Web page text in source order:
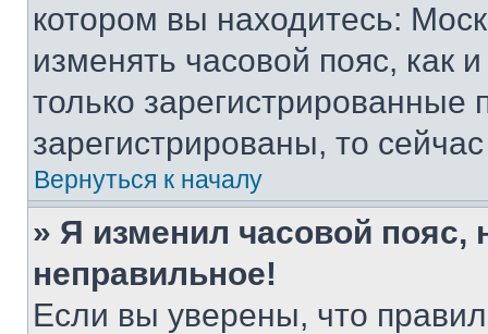
котором вы находитесь:
изменять часовой пояс, как
только
зарегистрированы, то
Вернуться к началу
» Я изменил часовой пояс,
неправильное!
Если вы уверены, что